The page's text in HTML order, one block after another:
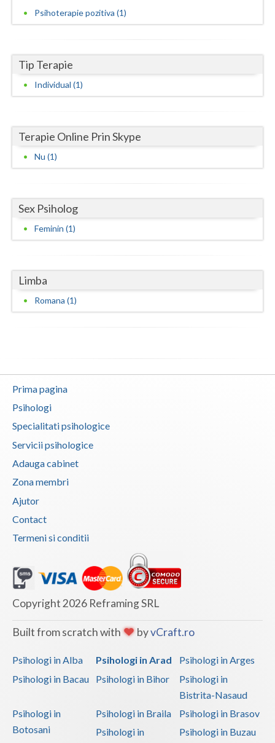
Salaj
Satu-Mare
Suceava
Teleorman
Tulcea
Valcea
Vrancea
Psihoterapie pozitiva (1)
Tip Terapie
Individual (1)
Terapie Online Prin Skype
Nu (1)
Sex Psiholog
Feminin (1)
Limba
Romana (1)
Prima pagina
Psihologi
Specialitati psihologice
Servicii psihologice
Adauga cabinet
Zona membri
Ajutor
Contact
Termeni si conditii
Copyright 2026 Reframing SRL
Built from scratch with byvCraft.ro
Psihologi in Alba Psihologi in Arad
Psihologi in Arges
Psihologi in Bacau
Psihologi in Bihor
Psihologi in
Bistrita-Nasaud
Psihologi in
Botosani
Psihologi in Braila
Psihologi in Brasov
Psihologi in
Psihologi in Buzau